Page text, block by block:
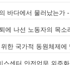
스센터 안전업무 외주